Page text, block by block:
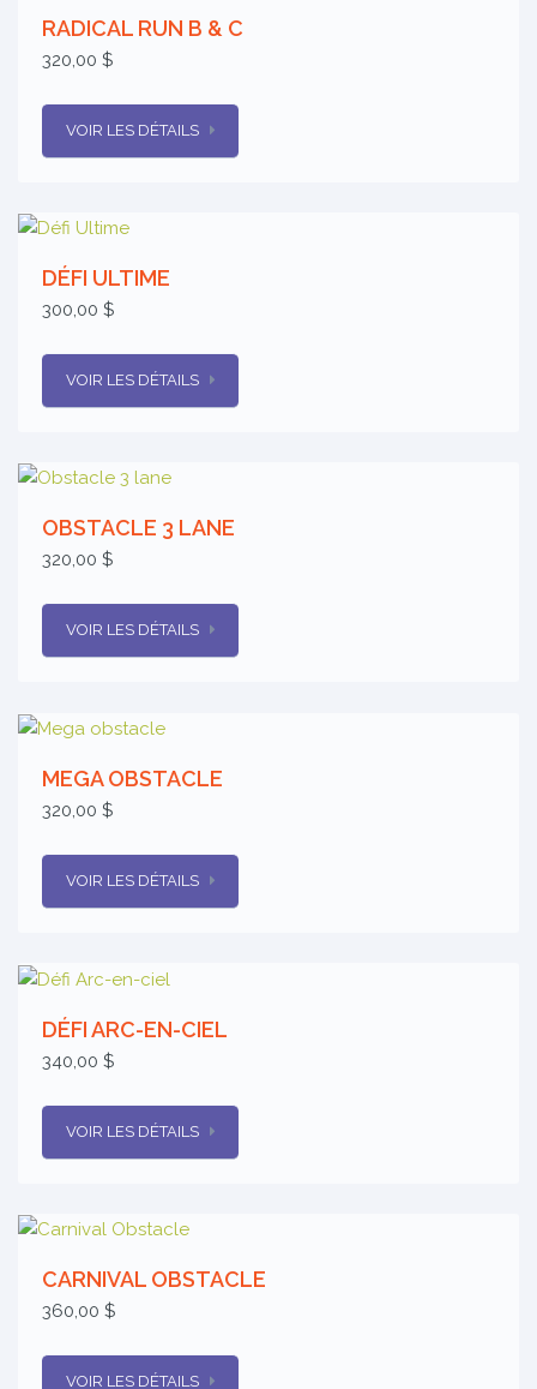
RADICAL RUN B & C
320,00 $
VOIR LES DÉTAILS
DÉFI ULTIME
300,00 $
VOIR LES DÉTAILS
OBSTACLE 3 LANE
320,00 $
VOIR LES DÉTAILS
MEGA OBSTACLE
320,00 $
VOIR LES DÉTAILS
DÉFI ARC-EN-CIEL
340,00 $
VOIR LES DÉTAILS
CARNIVAL OBSTACLE
360,00 $
VOIR LES DÉTAILS